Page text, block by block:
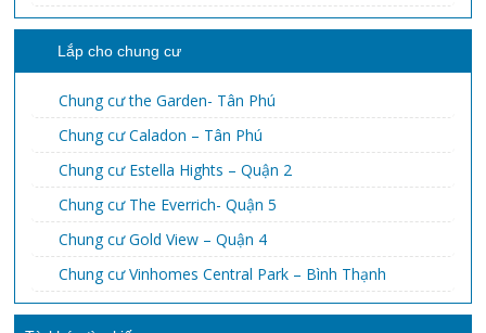
Lắp cho chung cư
Chung cư the Garden- Tân Phú
Chung cư Caladon – Tân Phú
Chung cư Estella Hights – Quận 2
Chung cư The Everrich- Quận 5
Chung cư Gold View – Quận 4
Chung cư Vinhomes Central Park – Bình Thạnh